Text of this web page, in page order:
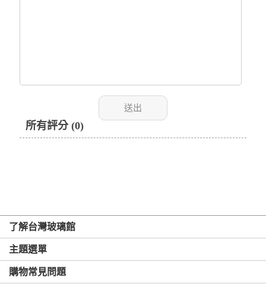
所有評分 (0)
了解台灣玻璃館
主題選單
購物常見問題